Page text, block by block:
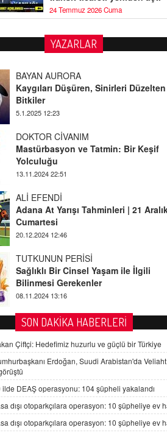
24 Temmuz 2026 Cuma
YAZARLAR
BAYAN AURORA
Kaygıları Düşüren, Sinirleri Düzelten
5.1.2025 12:23
DOKTOR CİVANIM
Mastürbasyon ve Tatmin: Bir Keşif
13.11.2024 22:51
ALİ EFENDİ
Adana At Yarışı Tahminleri | 21 Aralık
20.12.2024 12:46
TUTKUNUN PERİSİ
Sağlıklı Bir Cinsel Yaşam ile İlgili
08.11.2024 13:16
FARUK ÖNALAN
Tezkere Onaylanmasaydı…
AV. DOĞAN CAN DOĞAN
Kişisel verilerin korunması ve dijital
hukukun gelişimi
15.09.2025 16:17
SEHER EREK
Kış Ayları Geldi, Hangi Önlemler
Alınmalı?
SON DAKİKA HABERLERİ
Çiftçi: Hedefimiz huzurlu ve güçlü bir Türkiye
Erdoğan, Suudi Arabistan'da Veliaht
ilde DEAŞ operasyonu: 104 şüpheli yakalandı
dışı otoparkçılara operasyon: 10 şüpheliye ev
dışı otoparkçılara operasyon: 10 şüpheliye ev